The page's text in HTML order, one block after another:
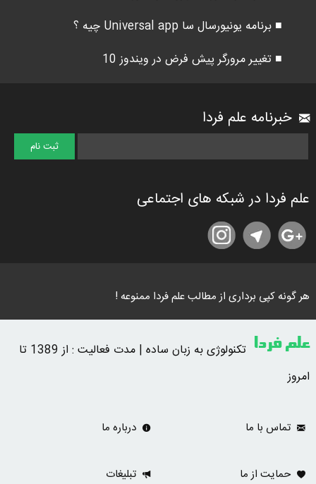
■ برنامه یونیورسال سا Universal app چیه ؟
■ تغییر مرورگر پیش فرض در ویندوز 10
خبرنامه علم فردا
علم فردا در شبکه های اجتماعی
هر گونه کپی برداری از مطالب علم فردا ممنوعه !
علم فردا
تکنولوژی به زبان ساده | مدت فعالیت : از 1389 تا
امروز
تماس با ما درباره ما
حمایت از ما تبلیغات